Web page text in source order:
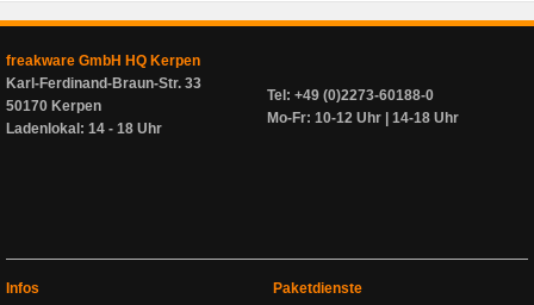
freakware GmbH HQ Kerpen
Karl-Ferdinand-Braun-Str. 33
50170 Kerpen
Ladenlokal: 14 - 18 Uhr
Tel: +49 (0)2273-60188-0
Mo-Fr: 10-12 Uhr | 14-18 Uhr
Infos
Paketdienste